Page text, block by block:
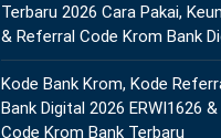
Terbaru 2026 Cara Pakai,
& Referral Code Krom Bank
Kode Bank Krom, Kode
Bank Digital 2026 ERWI1626
Code Krom Bank Terbaru